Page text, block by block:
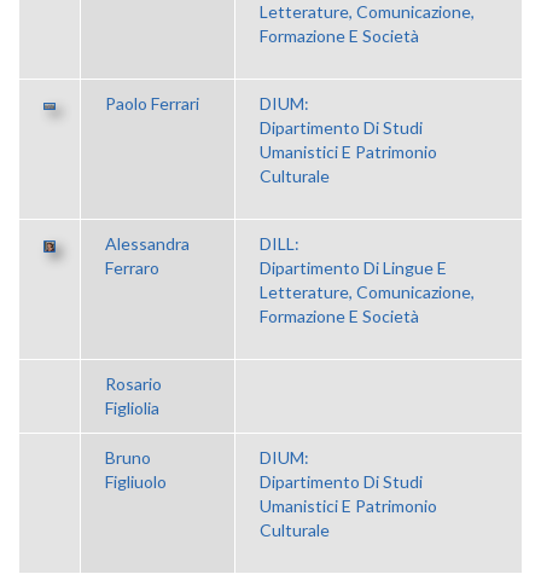
Letterature, Comunicazione,
Formazione E Società
Paolo Ferrari
DIUM:
Dipartimento Di Studi
Umanistici E Patrimonio
Culturale
Alessandra
Ferraro
DILL:
Dipartimento Di Lingue E
Letterature, Comunicazione,
Formazione E Società
Rosario
Figliolia
Bruno
Figliuolo
DIUM:
Dipartimento Di Studi
Umanistici E Patrimonio
Culturale